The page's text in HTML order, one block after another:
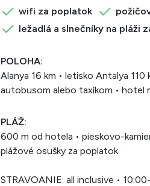
wifi za poplatok
ležadlá a slnečníky na pláži
POLOHA:
Alanya 16 km • letisko Antalya
autobusom alebo taxíkom • hotel
PLÁŽ:
600 m od hotela • pieskovo-
plážové osušky za poplatok
STRAVOANIE: all inclusive •